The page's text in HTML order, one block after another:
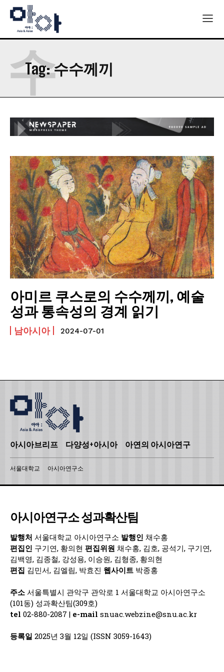
구독 신청
개인정보 동의
Tag:수수께끼
수
아미르 쿠스로의 수수께끼, 예술
성과 통속성의 경계 읽기
남아시아 2024-07-01
아시아브리프 다양성+아시아 아연의 아시아연구
서울대학교 아시아연구소
아시아연구소 성과확산팀
발행처 서울대학교 아시아연구소 발행인 채수홍
편집인 구기연, 황의현 편집위원 채수홍, 김호, 공석기, 구기연,
김백영, 김종철, 강성용, 이승원, 김형종, 황의현
편집 김민서, 김엘림, 박효진 웹사이트 박종홍
주소 서울특별시 관악구 관악로 1 서울대학교 아시아연구소
(101동) 성과확산팀(309호)
tel 02-880-2087 | e-mail snuac.webzine@snu.ac.kr
등록일 2025년 3월 12일 (ISSN 3059-1643)